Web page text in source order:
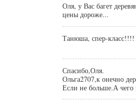
Оля, у Вас багет
цены дороже...
Танюша, спер-класс!!!!
Спасибо,Оля.
Ольга2707,к онечно
Если не больше.А чего